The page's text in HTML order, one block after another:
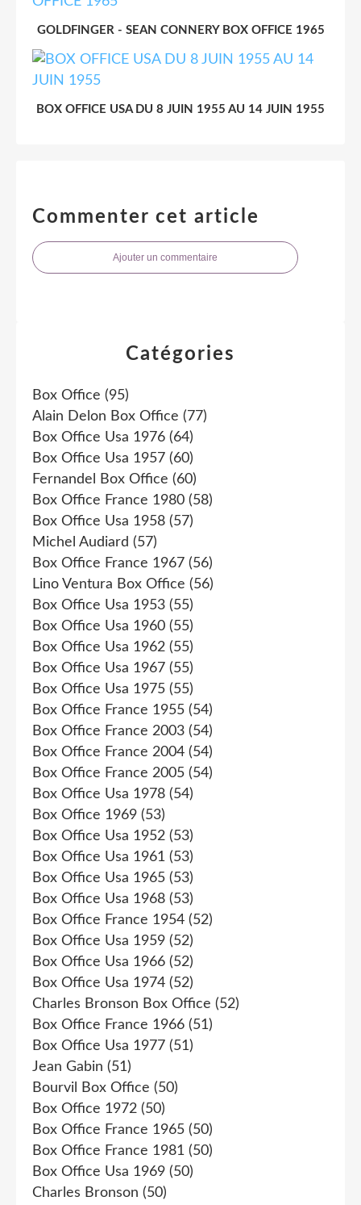
GOLDFINGER - SEAN CONNERY BOX OFFICE 1965
BOX OFFICE USA DU 8 JUIN 1955 AU 14 JUIN 1955
Commenter cet article
Ajouter un commentaire
Catégories
Box Office (95)
Alain Delon Box Office (77)
Box Office Usa 1976 (64)
Box Office Usa 1957 (60)
Fernandel Box Office (60)
Box Office France 1980 (58)
Box Office Usa 1958 (57)
Michel Audiard (57)
Box Office France 1967 (56)
Lino Ventura Box Office (56)
Box Office Usa 1953 (55)
Box Office Usa 1960 (55)
Box Office Usa 1962 (55)
Box Office Usa 1967 (55)
Box Office Usa 1975 (55)
Box Office France 1955 (54)
Box Office France 2003 (54)
Box Office France 2004 (54)
Box Office France 2005 (54)
Box Office Usa 1978 (54)
Box Office 1969 (53)
Box Office Usa 1952 (53)
Box Office Usa 1961 (53)
Box Office Usa 1965 (53)
Box Office Usa 1968 (53)
Box Office France 1954 (52)
Box Office Usa 1959 (52)
Box Office Usa 1966 (52)
Box Office Usa 1974 (52)
Charles Bronson Box Office (52)
Box Office France 1966 (51)
Box Office Usa 1977 (51)
Jean Gabin (51)
Bourvil Box Office (50)
Box Office 1972 (50)
Box Office France 1965 (50)
Box Office France 1981 (50)
Box Office Usa 1969 (50)
Charles Bronson (50)